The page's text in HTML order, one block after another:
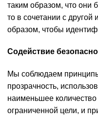
таким образом, что они
то в сочетании с
образом, чтобы
Содействие
Мы соблюдаем принципы
прозрачность,
наименьшее
ограниченной цели, и